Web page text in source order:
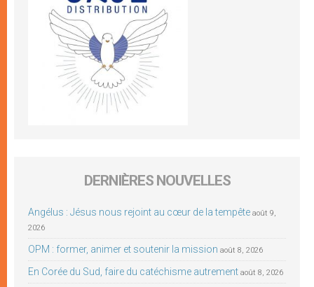
DERNIÈRES NOUVELLES
Angélus : Jésus nous rejoint au cœur de la tempête août 9,
2026
OPM : former, animer et soutenir la mission août 8, 2026
En Corée du Sud, faire du catéchisme autrement août 8, 2026